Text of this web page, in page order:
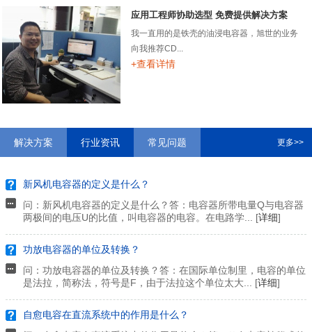
应用工程师协助选型 免费提供解决方案
我一直用的是铁壳的油浸电容器，旭世的业务
向我推荐CD...
+查看详情
解决方案 行业资讯 常见问题 更多>>
新风机电容器的定义是什么？
问：新风机电容器的定义是什么？答：电容器所带电量Q与电容器
两极间的电压U的比值，叫电容器的电容。在电路学... [详细]
功放电容器的单位及转换？
问：功放电容器的单位及转换？答：在国际单位制里，电容的单位
是法拉，简称法，符号是F，由于法拉这个单位太大... [详细]
自愈电容在直流系统中的作用是什么？